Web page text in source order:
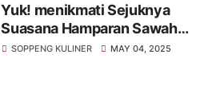
Yuk! menikmati Sejuknya
Suasana Hamparan Sawah
yang Membentang Luas,di
SOPPENG KULINER MAY 04, 2025